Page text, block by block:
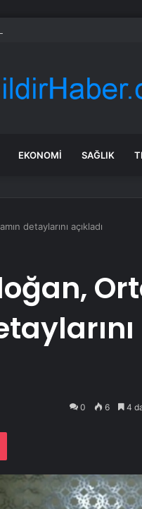
yönelik yaptırımları
EKONOMI SAĞLIK
detaylarını açıkladı
0 6 4
Pocket